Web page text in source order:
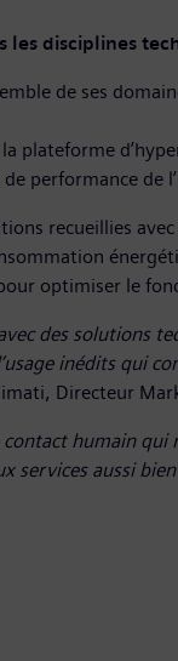
les disciplines
de ses
plateforme
performance de
recueillies
optimiser le
des solutions
inédits qui
Directeur
contact humain
services aussi